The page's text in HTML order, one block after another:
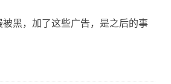
黑，加了这些广告，是之后的事